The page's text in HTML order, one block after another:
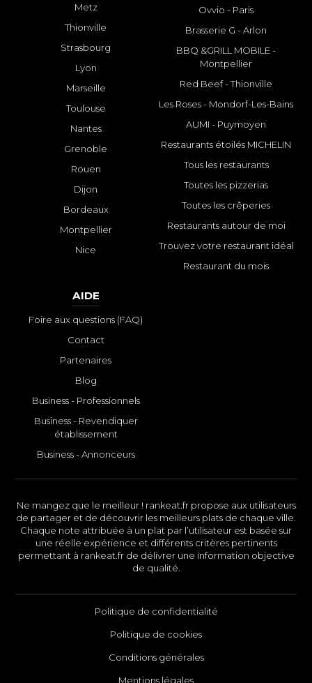
Metz
Thionville
Strasbourg
Lyon
Marseille
Toulouse
Nantes
Grenoble
Rouen
Dijon
Bordeaux
Montpellier
Nice
Ovvio - Paris
Brasserie G - Arlon
BBQ &GRILL MOBILE -
Montpellier
Red Beef - Thionville
Les Roses - Mondorf-Les-Bains
AUMI - Puymoyen
Restaurants étoilés MICHELIN
Tous les restaurants
Toutes les pizzerias
Toutes les crêperies
Restaurants autour de moi
Trouvez votre restaurant idéal
Restaurant du mois
AIDE
Foire aux questions (FAQ)
Contact
Partenaires
Blog
Business - Professionnels
Business - Revendiquer
établissement
Business - Annonceurs
Ne mangez que le meilleur ! rankeat.fr propose aux utilisateurs
de partager et de découvrir les meilleurs plats de chaque ville.
Chaque note attribuée à un plat par l’utilisateur est basée sur
une réelle expérience et différents critères pertinents
permettant à rankeat.fr de délivrer une information objective
de qualité.
Politique de confidentialité
Politique de cookies
Conditions générales
Mentions légales